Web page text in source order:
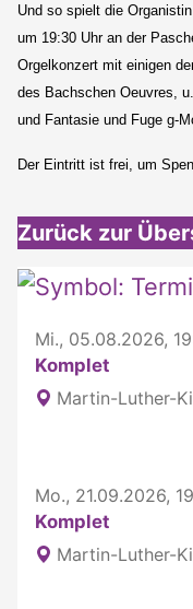
Und so spielt die
um 19:30 Uhr an der
Orgelkonzert mit einigen
des Bachschen Oeuvres,
und Fantasie und Fuge g-
Der Eintritt ist frei, um
Zurück zur
Weitere interessante
Mi., 05.08.2026,
Komplet
Martin-Luther-
Mo., 21.09.2026,
Komplet
Martin-Luther-